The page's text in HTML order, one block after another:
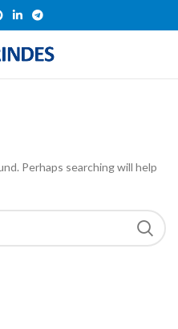
Perhaps searching will help